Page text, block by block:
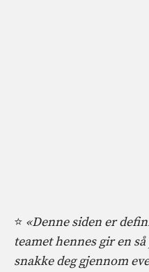
⭐ «Denne siden er
teamet hennes gir en
snakke deg gjennom